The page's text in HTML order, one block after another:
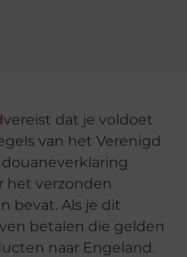
vereist dat je voldoet
van het Verenigd
het verzonden
bevat. Als je dit
betalen die gelden
naar Engeland.